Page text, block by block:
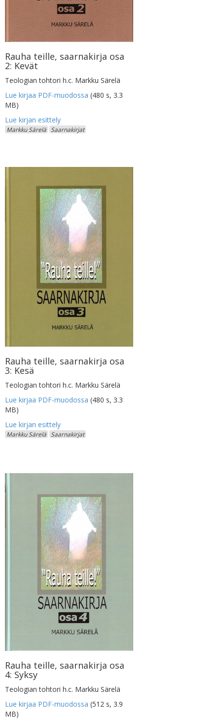
Rauha teille, saarnakirja osa
2: Kevät
Teologian tohtori h.c. Markku Särelä
Lue kirjaa PDF-muodossa (480 s, 3.3
MB)
Markku Särelä Saarnakirjat
Rauha teille, saarnakirja osa
3: Kesä
Teologian tohtori h.c. Markku Särelä
Lue kirjaa PDF-muodossa (480 s, 3.3
MB)
Markku Särelä Saarnakirjat
Rauha teille, saarnakirja osa
4: Syksy
Teologian tohtori h.c. Markku Särelä
Lue kirjaa PDF-muodossa (512 s, 3.9
MB)